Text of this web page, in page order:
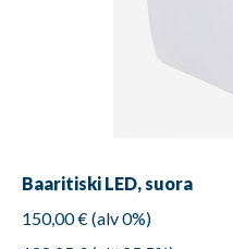
Baaritiski LED, suora
150,00 € (alv 0%)